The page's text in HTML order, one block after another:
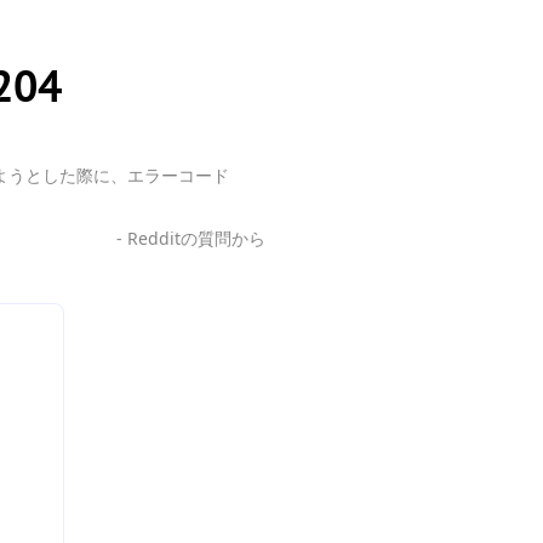
とした際に、エラーコード
- Redditの質問から